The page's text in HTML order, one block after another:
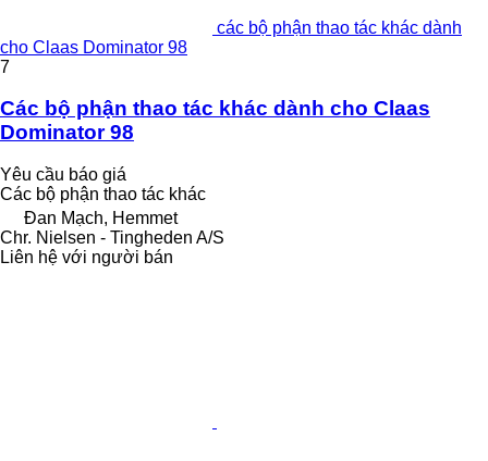
các bộ phận thao tác khác dành
cho Claas Dominator 98
7
Các bộ phận thao tác khác dành cho Claas
Dominator 98
Yêu cầu báo giá
Các bộ phận thao tác khác
Đan Mạch, Hemmet
Chr. Nielsen - Tingheden A/S
Liên hệ với người bán